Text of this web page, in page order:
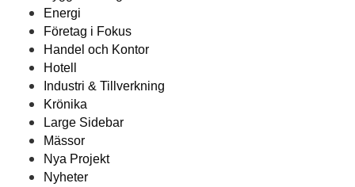
Energi
Företag i Fokus
Handel och Kontor
Hotell
Industri & Tillverkning
Krönika
Large Sidebar
Mässor
Nya Projekt
Nyheter